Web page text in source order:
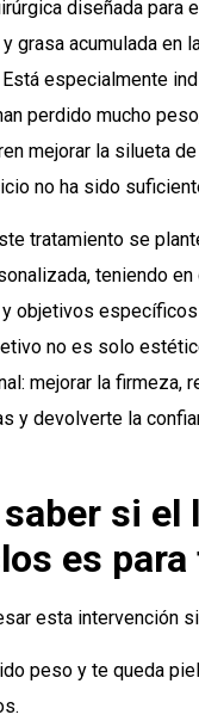
diseñada para
grasa acumulada en
especialmente
perdido mucho
mejorar la silueta
no ha sido
tratamiento se
teniendo en
objetivos
no es solo
mejorar la firmeza,
y devolverte la
saber si
es para
esta intervención
peso y te queda